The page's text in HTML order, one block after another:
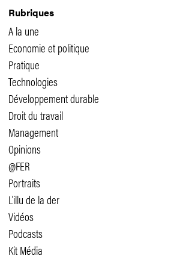
Rubriques
A la une
Economie et politique
Pratique
Technologies
Développement durable
Droit du travail
Management
Opinions
@FER
Portraits
L'illu de la der
Vidéos
Podcasts
Kit Média